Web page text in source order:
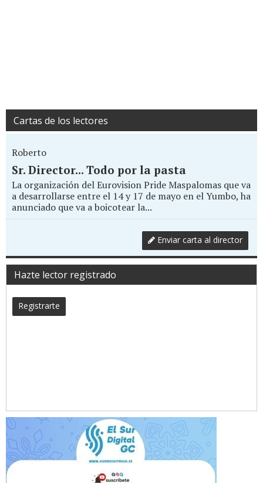
Cartas de los lectores
Roberto
Sr. Director... Todo por la pasta
La organización del Eurovision Pride Maspalomas que va
a desarrollarse entre el 14 y 17 de mayo en el Yumbo, ha
anunciado que va a boicotear la...
Enviar carta al director
Hazte lector registrado
Registrarte